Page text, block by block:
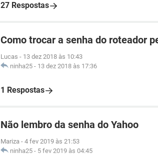
27 Respostas
Como trocar a senha do roteador
Lucas - 13 dez 2018 às 10:43
ninha25 - 13 dez 2018 às 17:36
1 Respostas
Não lembro da senha do Yahoo
Mariza - 4 fev 2019 às 21:53
ninha25 - 5 fev 2019 às 04:45